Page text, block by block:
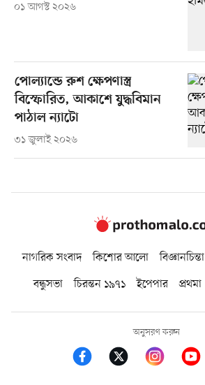
০১ আগস্ট ২০২৬
পোল্যান্ডে রুশ ক্ষেপণাস্ত্র
বিস্ফোরিত, আকাশে যুদ্ধবিমান
পাঠাল ন্যাটো
৩১ জুলাই ২০২৬
নাগরিক সংবাদ কিশোর আলো বিজ্ঞানচিন্তা
বন্ধুসভা
চিরন্তন ১৯৭১ ইপেপার প্রথমা
অনুসরণ করুন